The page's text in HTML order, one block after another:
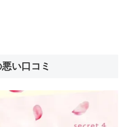
い口コミ